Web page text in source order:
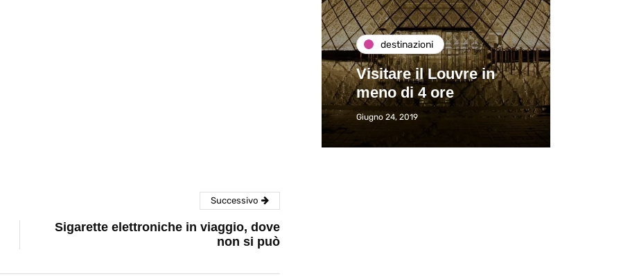
destinazioni
Visitare il Louvre in
meno di 4 ore
Giugno 24, 2019
Successivo
Sigarette elettroniche in viaggio, dove
non si può